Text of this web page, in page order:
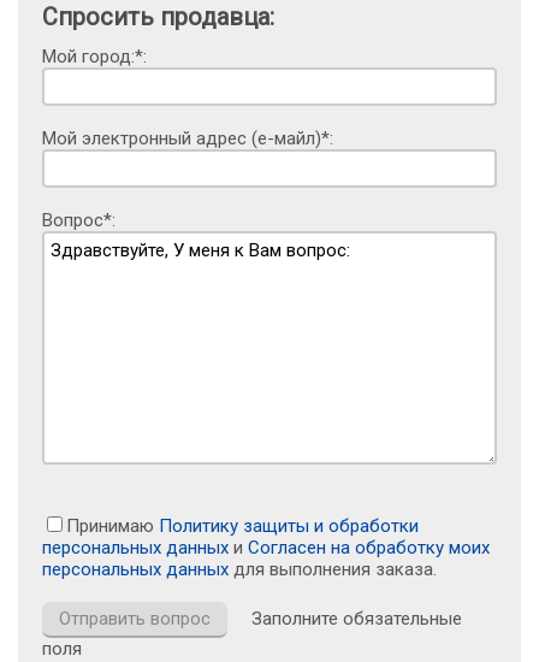
Спросить продавца:
Мой город:*:
Мой электронный адрес (е-майл)*:
Вопрос*:
Принимаю Политику защиты и обработки
персональных данных и Согласен на обработку моих
персональных данных для выполнения заказа.
Заполните обязательные
поля